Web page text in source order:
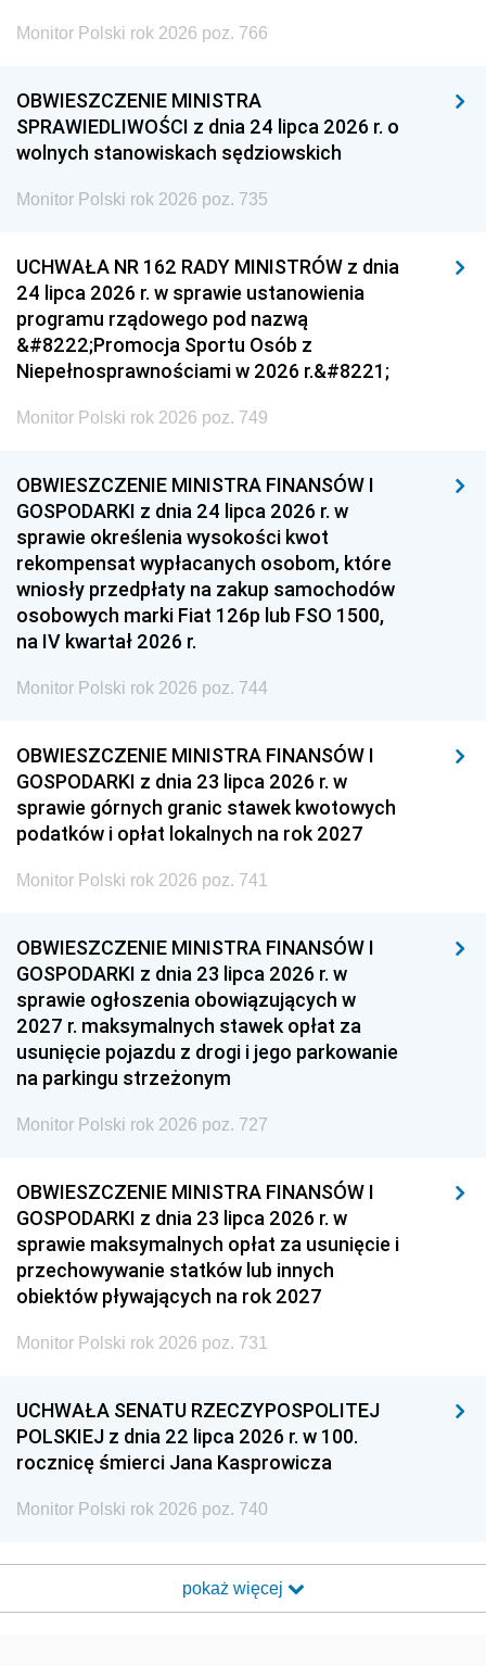
Monitor Polski rok 2026 poz. 766
OBWIESZCZENIE MINISTRA
SPRAWIEDLIWOŚCI z dnia 24 lipca 2026 r. o
wolnych stanowiskach sędziowskich
Monitor Polski rok 2026 poz. 735
UCHWAŁA NR 162 RADY MINISTRÓW z dnia
24 lipca 2026 r. w sprawie ustanowienia
programu rządowego pod nazwą
&#8222;Promocja Sportu Osób z
Niepełnosprawnościami w 2026 r.&#8221;
Monitor Polski rok 2026 poz. 749
OBWIESZCZENIE MINISTRA FINANSÓW I
GOSPODARKI z dnia 24 lipca 2026 r. w
sprawie określenia wysokości kwot
rekompensat wypłacanych osobom, które
wniosły przedpłaty na zakup samochodów
osobowych marki Fiat 126p lub FSO 1500,
na IV kwartał 2026 r.
Monitor Polski rok 2026 poz. 744
OBWIESZCZENIE MINISTRA FINANSÓW I
GOSPODARKI z dnia 23 lipca 2026 r. w
sprawie górnych granic stawek kwotowych
podatków i opłat lokalnych na rok 2027
Monitor Polski rok 2026 poz. 741
OBWIESZCZENIE MINISTRA FINANSÓW I
GOSPODARKI z dnia 23 lipca 2026 r. w
sprawie ogłoszenia obowiązujących w
2027 r. maksymalnych stawek opłat za
usunięcie pojazdu z drogi i jego parkowanie
na parkingu strzeżonym
Monitor Polski rok 2026 poz. 727
OBWIESZCZENIE MINISTRA FINANSÓW I
GOSPODARKI z dnia 23 lipca 2026 r. w
sprawie maksymalnych opłat za usunięcie i
przechowywanie statków lub innych
obiektów pływających na rok 2027
Monitor Polski rok 2026 poz. 731
UCHWAŁA SENATU RZECZYPOSPOLITEJ
POLSKIEJ z dnia 22 lipca 2026 r. w 100.
rocznicę śmierci Jana Kasprowicza
Monitor Polski rok 2026 poz. 740
pokaż więcej